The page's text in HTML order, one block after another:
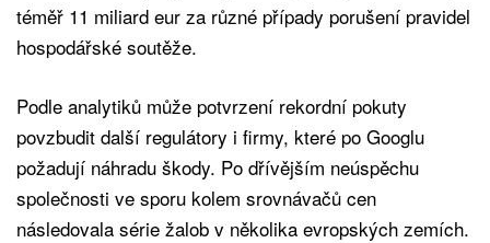
téměř 11 miliard eur za různé případy porušení pravidel
hospodářské soutěže.
Podle analytiků může potvrzení rekordní pokuty
povzbudit další regulátory i firmy, které po Googlu
požadují náhradu škody. Po dřívějším neúspěchu
společnosti ve sporu kolem srovnávačů cen
následovala série žalob v několika evropských zemích.